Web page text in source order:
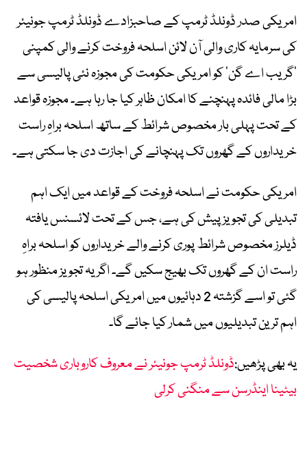
امریکی صدر ڈونلڈ ٹرمپ کے صاحبزادے ڈونلڈ ٹرمپ جونیئر
کی سرمایہ کاری والی آن لائن اسلحہ فروخت کرنے والی کمپنی
’گریب اے گن‘ کو امریکی حکومت کی مجوزہ نئی پالیسی سے
بڑا مالی فائدہ پہنچنے کا امکان ظاہر کیا جا رہا ہے۔ مجوزہ قواعد
کے تحت پہلی بار مخصوص شرائط کے ساتھ اسلحہ براہِ راست
خریداروں کے گھروں تک پہنچانے کی اجازت دی جا سکتی ہے۔
امریکی حکومت نے اسلحہ فروخت کے قواعد میں ایک اہم
تبدیلی کی تجویز پیش کی ہے، جس کے تحت لائسنس یافتہ
ڈیلرز مخصوص شرائط پوری کرنے والے خریداروں کو اسلحہ براہِ
راست ان کے گھروں تک بھیج سکیں گے۔ اگر یہ تجویز منظور ہو
گئی تو اسے گزشتہ 2 دہائیوں میں امریکی اسلحہ پالیسی کی
اہم ترین تبدیلیوں میں شمار کیا جائے گا۔
یہ بھی پڑھیں:ڈونلڈ ٹرمپ جونیئر نے معروف کاروباری شخصیت
بیٹینا اینڈرسن سے منگنی کرلی